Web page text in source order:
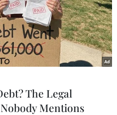
The Legal
Mentions